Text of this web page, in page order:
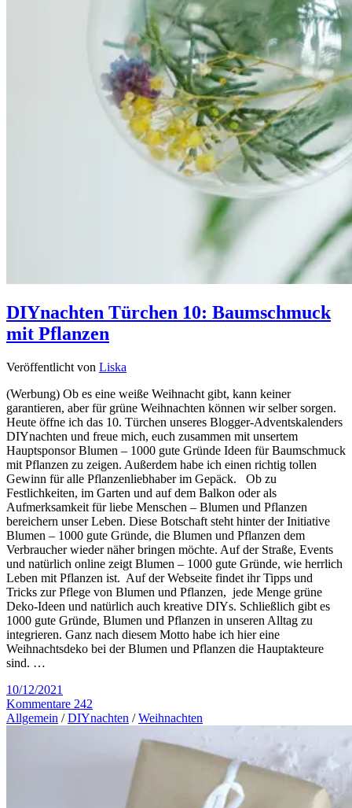
DIYnachten Türchen 10: Baumschmuck
mit Pflanzen
Veröffentlicht von Liska
(Werbung) Ob es eine weiße Weihnacht gibt, kann keiner
garantieren, aber für grüne Weihnachten können wir selber sorgen.
Heute öffne ich das 10. Türchen unseres Blogger-Adventskalenders
DIYnachten und freue mich, euch zusammen mit unsertem
Hauptsponsor Blumen – 1000 gute Gründe Ideen für Baumschmuck
mit Pflanzen zu zeigen. Außerdem habe ich einen richtig tollen
Gewinn für alle Pflanzenliebhaber im Gepäck. Ob zu
Festlichkeiten, im Garten und auf dem Balkon oder als
Aufmerksamkeit für liebe Menschen – Blumen und Pflanzen
bereichern unser Leben. Diese Botschaft steht hinter der Initiative
Blumen – 1000 gute Gründe, die Blumen und Pflanzen dem
Verbraucher wieder näher bringen möchte. Auf der Straße, Events
und natürlich online zeigt Blumen – 1000 gute Gründe, wie herrlich
Leben mit Pflanzen ist. Auf der Webseite findet ihr Tipps und
Tricks zur Pflege von Blumen und Pflanzen, jede Menge grüne
Deko-Ideen und natürlich auch kreative DIYs. Schließlich gibt es
1000 gute Gründe, Blumen und Pflanzen in unseren Alltag zu
integrieren. Ganz nach diesem Motto habe ich hier eine
Weihnachtsdeko bei der Blumen und Pflanzen die Hauptakteure
sind. …
10/12/2021
Kommentare 242
Allgemein /DIYnachten /Weihnachten